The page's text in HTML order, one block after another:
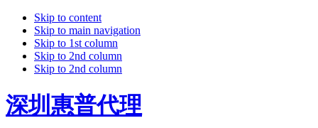
Skip to content
Skip to main navigation
Skip to 1st column
Skip to 2nd column
Skip to 2nd column
深圳惠普代理